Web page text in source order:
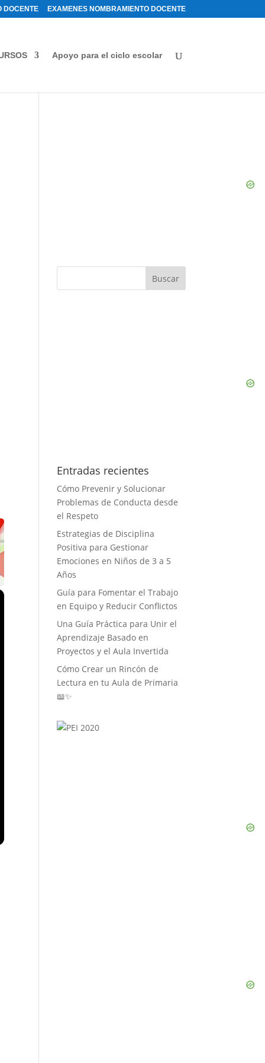
DOCENTE EXAMENES NOMBRAMIENTO DOCENTE
Apoyo para el ciclo escolar
Entradas recientes
Cómo Prevenir y Solucionar
Problemas de Conducta desde
el Respeto
Estrategias de Disciplina
Positiva para Gestionar
Emociones en Niños de 3 a 5
Años
Guía para Fomentar el Trabajo
en Equipo y Reducir Conflictos
Una Guía Práctica para Unir el
Aprendizaje Basado en
Proyectos y el Aula Invertida
Cómo Crear un Rincón de
Lectura en tu Aula de Primaria
📖✨